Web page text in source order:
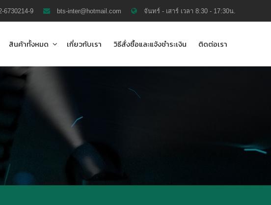
6730214-9 bts-inter@hotmail.com จันทร์ - เสาร์ เวลา 8:30 - 17:30น.
สินค้าทั้งหมด เกี่ยวกับเรา วิธีสั่งซื้อและแจ้งชำระเงิน ติดต่อเรา